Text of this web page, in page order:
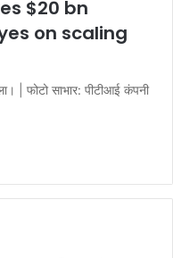
$20 bn
on scaling
| फोटो साभार: पीटीआई कंपनी